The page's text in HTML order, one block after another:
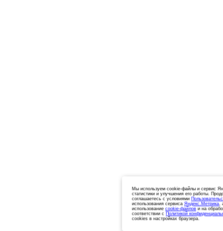
Мы используем cookie-файлы и сервис
статистики и улучшения его работы.
соглашаетесь с условиями
использования сервиса Яндекс.Метрика,
использование cookie-файлов и на
соответствии с Политикой
cookies в настройках браузера.